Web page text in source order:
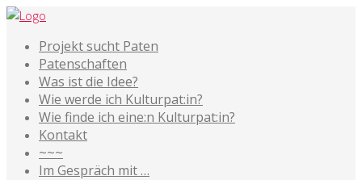
Projekt sucht Paten
Patenschaften
Was ist die Idee?
Wie werde ich Kulturpat:in?
Wie finde ich eine:n Kulturpat:in?
Kontakt
~~~
Im Gespräch mit …